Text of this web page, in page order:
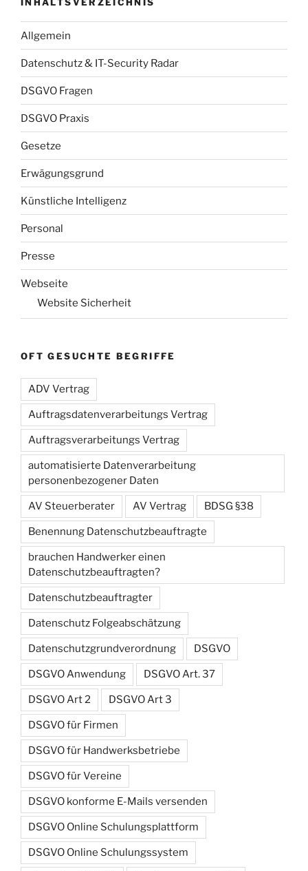
Allgemein
Datenschutz & IT-Security Radar
DSGVO Fragen
DSGVO Praxis
Gesetze
Erwägungsgrund
Künstliche Intelligenz
Personal
Presse
Webseite
Website Sicherheit
OFT GESUCHTE BEGRIFFE
ADV Vertrag
Auftragsdatenverarbeitungs Vertrag
Auftragsverarbeitungs Vertrag
automatisierte Datenverarbeitung
personenbezogener Daten
AV Steuerberater AV Vertrag BDSG §38
Benennung Datenschutzbeauftragte
brauchen Handwerker einen
Datenschutzbeauftragten?
Datenschutzbeauftragter
Datenschutz Folgeabschätzung
Datenschutzgrundverordnung DSGVO
DSGVO Anwendung DSGVO Art. 37
DSGVO Art 2 DSGVO Art 3
DSGVO für Firmen
DSGVO für Handwerksbetriebe
DSGVO für Vereine
DSGVO konforme E-Mails versenden
DSGVO Online Schulungsplattform
DSGVO Online Schulungssystem